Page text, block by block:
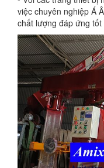
việc chuyên nghiệp Á
chất lượng đáp ứng